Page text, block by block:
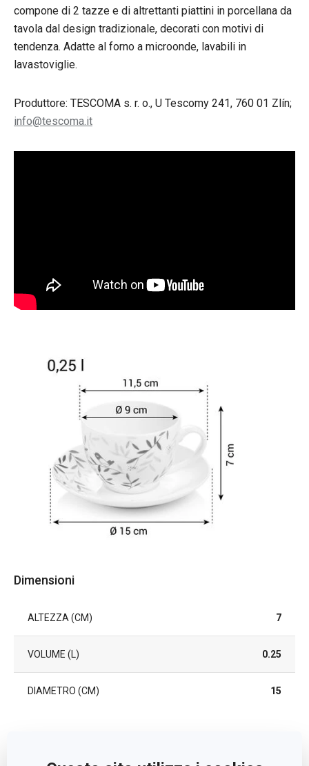
compone di 2 tazze e di altrettanti piattini in porcellana da
tavola dal design tradizionale, decorati con motivi di
tendenza. Adatte al forno a microonde, lavabili in
lavastoviglie.
Produttore: TESCOMA s. r. o., U Tescomy 241, 760 01 Zlín;
info@tescoma.it
Dimensioni
ALTEZZA (CM) 7
VOLUME (L) 0.25
DIAMETRO (CM) 15